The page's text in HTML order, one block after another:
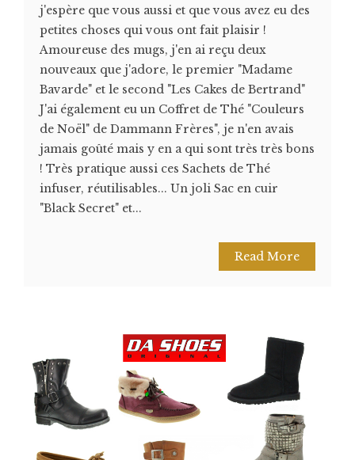
j'espère que vous aussi et que vous avez eu des
petites choses qui vous ont fait plaisir !
Amoureuse des mugs, j'en ai reçu deux
nouveaux que j'adore, le premier "Madame
Bavarde" et le second "Les Cakes de Bertrand"
J'ai également eu un Coffret de Thé "Couleurs
de Noël" de Dammann Frères", je n'en avais
jamais goûté mais y en a qui sont très très bons
! Très pratique aussi ces Sachets de Thé
infuser, réutilisables... Un joli Sac en cuir
"Black Secret" et...
Read More